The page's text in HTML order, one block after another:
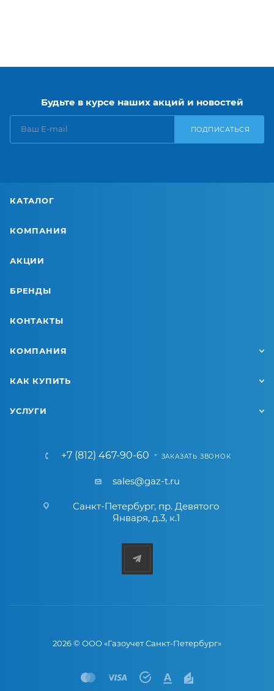
Будьте в курсе наших акций и новостей
ПОДПИСАТЬСЯ
КАТАЛОГ
КОМПАНИЯ
АКЦИИ
БРЕНДЫ
КОНТАКТЫ
КОМПАНИЯ
КАК КУПИТЬ
УСЛУГИ
+7 (812) 467-90-60 ЗАКАЗАТЬ ЗВОНОК
sales@gaz-t.ru
Санкт-Петербург, пр. Девятого
Января, д.3, к.1
2026 © ООО «Газоучет Санкт-Петербург»